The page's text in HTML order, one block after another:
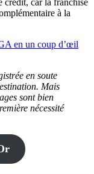
crédit, car la franchise
à la
en un coup d’œil
en soute
Mais
sont bien
nécessité